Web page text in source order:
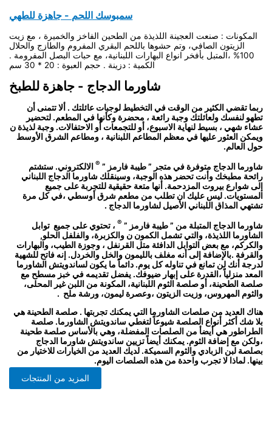
سمبوسك اللحم - جاهزة للطهي
المكونات : صنعت العجينة اللذيذة من الطحين الفاخز والخميرة ، مع زيت
الزيتون الصافي، وتم حشوها باللحم البقري المفروم والطازج والحلال
100% ،المتبل بأفخر انواع البهارات اللبنانية، مع حبات البصل المفرومة .
الكمية : دزينة . حجم العبوة : 20 * 30 سم
شاورما الدجاج - جاهزة للطبخ
ربما تقضي الكثير من الوقت في التخطيط لوجبات عائلتك . ألا تتمنى أن
تطهو لنفسك ولعائلتك وجبة رائعة ، محضرة وكأنها في المطعم. لتحضير
عشاء شهي ، بسيط لنهاية الاسبوع، أو للتجمعات أو الاحتفالات. وجبة لذيذة ن
ويمكن العثور عليها في معظم المطاعم اللبنانية ، ومطاعم الشرق الأوسط
حول العالم.
شاورما الدجاج متوفرة في متجر ” طيبة فارمز ” ® الالكتروني. ستشتم
رائحة مطبخك وأنت تحضر هذه الوجبة، وسينقلك شاورما الدجاج اللبناني
إلى شوارع بيروت المزدحمة. أنها متعة حقيقية للتجربة على جميع
المستويات. ليس عليك ان تطلب من مطعم شرق أوسطي ،في كل مرة
تشتهي المذاق اللبناني الأصيل لشاورما الدجاج .
شاورما الدجاج المتبلة من ” طيبة فارمز ” ® ، تحتوي على جميع توابل
الشاورما اللذيذة، والتي تشمل الكمون ن والكزبرة، والفلفل الحلو,
والكركم، مع بعض التوابل الدافئة متل القرنفل ، وجوزة الطيب، والبهارات
والقرفة .بالإضافة إلى أنه مغلف بالليمون والخل والخردل. إنه فاتح للشهية
لدرجة أنك لن تمانع في تناوله كل يوم. دائماً ما يكون لساندويتش الشاورما
المعد منزلياً ،القدرة على إبهار ضيوفك. يفضل تقديمه في خبز مسطح مع
صلصة الطحينة، أو صلصة الثوم اللبنانية، المكونة من اللبن غير المحلى،
والثوم المهروس، وزيت الزيتون ،وعصرة ليمون، ورشة ملح .
هناك العديد من صلصات الشاورما التي يمكنك تجربتها . صلصة الطحينة هي
بلا شك أكثر أنواع الصلصة شيوعاً لتغطي ساندويتش الشاورما. صلصة
الطراطور هي أيضأ من الصلصات المفضلة، وهي بالأساس صلصة طحينة
،ولكن مع إضافة الثوم. يمكنك أيضاً تزيين ساندويتش شاورما الدجاج
بصلصة لبن الزبادي والثوم السميكة. لديك العديد من الخيارات للاختيار من
بينها. لماذا لا تجرب واحدة من هذه الصلصات اليوم.
المزيد من المنتجات